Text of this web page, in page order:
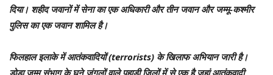
दिया। शहीद जवानों में सेना का एक अधिकारी और तीन जवान और जम्मू-कश्मीर
पुलिस का एक जवान शामिल है।
फिलहाल इलाके में आतंकवादियों (terrorists) के खिलाफ अभियान जारी है।
डोडा जम्मू संभाग के घने जंगलों वाले पहाड़ी जिलों में से एक है जहां आतंकवादी